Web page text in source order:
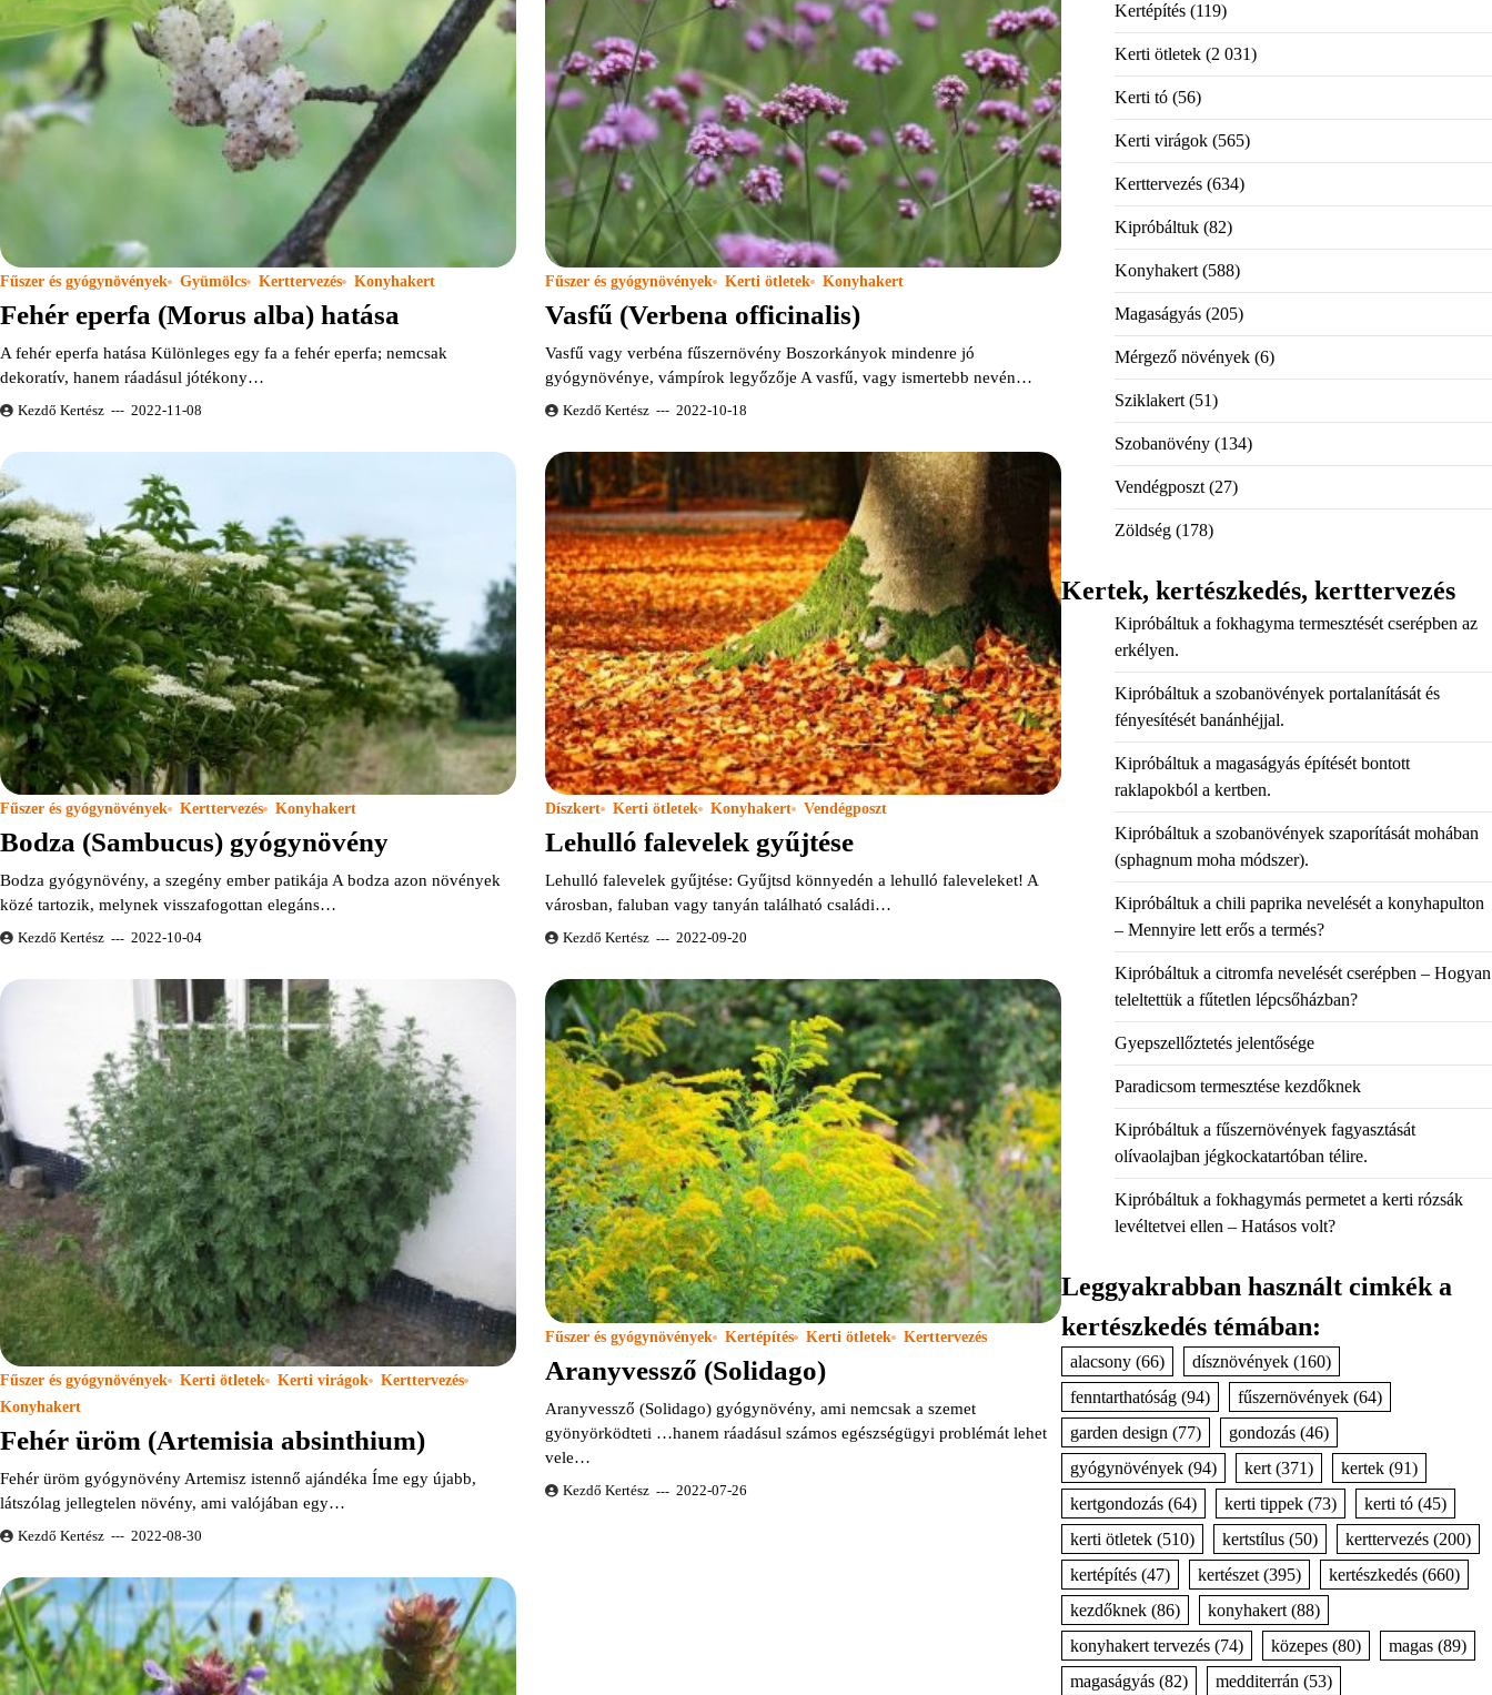
Fűszer és gyógynövények Gyümölcs Kerttervezés Konyhakert
Fehér eperfa (Morus alba) hatása
A fehér eperfa hatása Különleges egy fa a fehér eperfa; nemcsak
dekoratív, hanem ráadásul jótékony…
Kezdő Kertész 2022-11-08
Fűszer és gyógynövények Kerti ötletek Konyhakert
Vasfű (Verbena officinalis)
Vasfű vagy verbéna fűszernövény Boszorkányok mindenre jó
gyógynövénye, vámpírok legyőzője A vasfű, vagy ismertebb nevén…
Kezdő Kertész 2022-10-18
Fűszer és gyógynövények Kerttervezés Konyhakert
Bodza (Sambucus) gyógynövény
Bodza gyógynövény, a szegény ember patikája A bodza azon növények
közé tartozik, melynek visszafogottan elegáns…
Kezdő Kertész 2022-10-04
Díszkert Kerti ötletek Konyhakert Vendégposzt
Lehulló falevelek gyűjtése
Lehulló falevelek gyűjtése: Gyűjtsd könnyedén a lehulló faleveleket! A
városban, faluban vagy tanyán található családi…
Kezdő Kertész 2022-09-20
Fűszer és gyógynövények Kerti ötletek Kerti virágok
Kerttervezés
Konyhakert
Fehér üröm (Artemisia absinthium)
Fehér üröm gyógynövény Artemisz istennő ajándéka Íme egy újabb,
látszólag jellegtelen növény, ami valójában egy…
Kezdő Kertész 2022-08-30
Fűszer és gyógynövények Kertépítés Kerti ötletek Kerttervezés
Aranyvessző (Solidago)
Aranyvessző (Solidago) gyógynövény, ami nemcsak a szemet
gyönyörködteti …hanem ráadásul számos egészségügyi problémát lehet
vele…
Kezdő Kertész 2022-07-26
Kertépítés(119)
Kerti ötletek(2 031)
Kerti tó(56)
Kerti virágok(565)
Kerttervezés(634)
Kipróbáltuk(82)
Konyhakert(588)
Magaságyás(205)
Mérgező növények(6)
Sziklakert(51)
Szobanövény(134)
Vendégposzt(27)
Zöldség(178)
Kertek, kertészkedés, kerttervezés
Kipróbáltuk a fokhagyma termesztését cserépben az
erkélyen.
Kipróbáltuk a szobanövények portalanítását és
fényesítését banánhéjjal.
Kipróbáltuk a magaságyás építését bontott
raklapokból a kertben.
Kipróbáltuk a szobanövények szaporítását mohában
(sphagnum moha módszer).
Kipróbáltuk a chili paprika nevelését a konyhapulton
– Mennyire lett erős a termés?
Kipróbáltuk a citromfa nevelését cserépben – Hogyan
teleltettük a fűtetlen lépcsőházban?
Gyepszellőztetés jelentősége
Paradicsom termesztése kezdőknek
Kipróbáltuk a fűszernövények fagyasztását
olívaolajban jégkockatartóban télire.
Kipróbáltuk a fokhagymás permetet a kerti rózsák
levéltetvei ellen – Hatásos volt?
Leggyakrabban használt cimkék a
kertészkedés témában:
alacsony(66) dísznövények(160)
fenntarthatóság(94) fűszernövények(64)
garden design (77) gondozás(46)
gyógynövények(94) kert(371) kertek(91)
kertgondozás(64) kerti tippek(73) kerti tó(45)
kerti ötletek(510) kertstílus(50) kerttervezés(200)
kertépítés(47) kertészet(395) kertészkedés(660)
kezdőknek(86) konyhakert(88)
konyhakert tervezés(74) közepes(80) magas(89)
magaságyás(82) medditerrán (53)